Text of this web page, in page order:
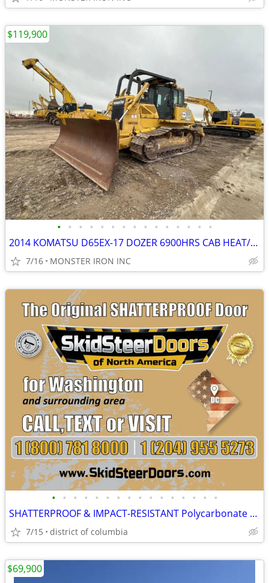
• • • • • • • • • • • • • • •
2014 KOMATSU D65EX-17 DOZER 6900HRS CAB HEAT/AC PAT BLADE MS RIPPER
7/16 MONSTER IRON INC
$119,900
• • • • • • • • • • • • • • • •
SHATTERPROOF & IMPACT-RESISTANT Polycarbonate Skid Steer Door Kits
7/15 district of columbia
$69,900